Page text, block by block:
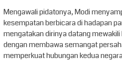
Mengawali pidatonya, Modi
kesempatan berbicara di hadapan
mengatakan dirinya datang mewakili
dengan membawa semangat
memperkuat hubungan kedua